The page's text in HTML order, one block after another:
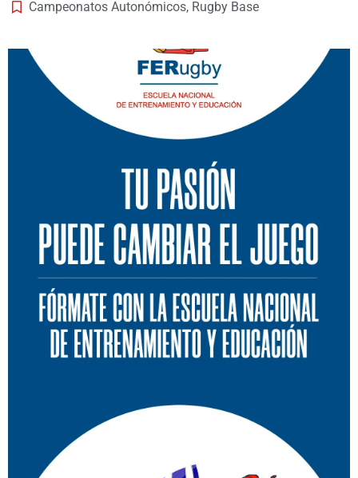
Campeonatos Autonómicos, Rugby Base